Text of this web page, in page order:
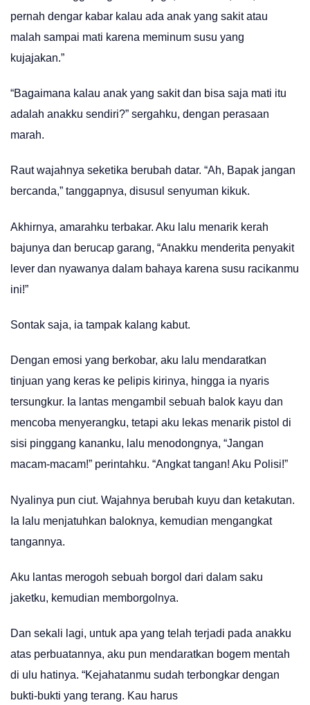
pernah dengar kabar kalau ada anak yang sakit atau
malah sampai mati karena meminum susu yang
kujajakan.”
“Bagaimana kalau anak yang sakit dan bisa saja mati itu
adalah anakku sendiri?” sergahku, dengan perasaan
marah.
Raut wajahnya seketika berubah datar. “Ah, Bapak jangan
bercanda,” tanggapnya, disusul senyuman kikuk.
Akhirnya, amarahku terbakar. Aku lalu menarik kerah
bajunya dan berucap garang, “Anakku menderita penyakit
lever dan nyawanya dalam bahaya karena susu racikanmu
ini!”
Sontak saja, ia tampak kalang kabut.
Dengan emosi yang berkobar, aku lalu mendaratkan
tinjuan yang keras ke pelipis kirinya, hingga ia nyaris
tersungkur. Ia lantas mengambil sebuah balok kayu dan
mencoba menyerangku, tetapi aku lekas menarik pistol di
sisi pinggang kananku, lalu menodongnya, “Jangan
macam-macam!” perintahku. “Angkat tangan! Aku Polisi!”
Nyalinya pun ciut. Wajahnya berubah kuyu dan ketakutan.
Ia lalu menjatuhkan baloknya, kemudian mengangkat
tangannya.
Aku lantas merogoh sebuah borgol dari dalam saku
jaketku, kemudian memborgolnya.
Dan sekali lagi, untuk apa yang telah terjadi pada anakku
atas perbuatannya, aku pun mendaratkan bogem mentah
di ulu hatinya. “Kejahatanmu sudah terbongkar dengan
bukti-bukti yang terang. Kau harus